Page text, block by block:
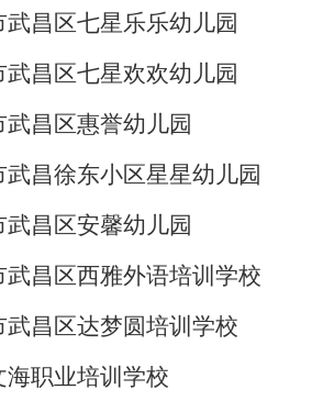
武昌区七星乐乐幼儿园
武昌区七星欢欢幼儿园
武昌区惠誉幼儿园
武昌徐东小区星星幼儿园
武昌区安馨幼儿园
武昌区西雅外语培训学校
武昌区达梦圆培训学校
海职业培训学校